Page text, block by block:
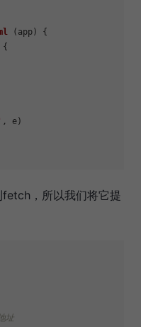
(app) {
{
, e)
，所以我们将它提
址